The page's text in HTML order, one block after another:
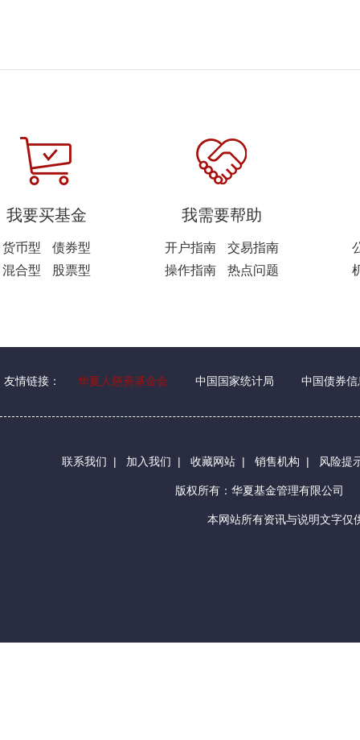
我要买基金
货币型
债券型
混合型
股票型
我需要帮助
开户指南
交易指南
操作指南
热点问题
友情链接： 华夏人慈善基金会 中国国家统计局 中国债券信
联系我们 | 加入我们 | 收藏网站 | 销售机构 | 风险提
版权所有：华夏基金管理有限公司
本网站所有资讯与说明文字仅